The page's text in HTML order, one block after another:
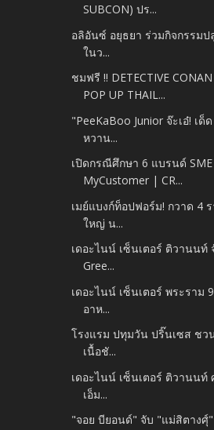
SUBCON) ปร...
อลิอันซ์ อยุธยา ร่วมกิจกรรมป
ในว...
ชมฟรี !! DETECTIVE
POP UP THAIL...
"PeeKaBoo Junior จ๊ะเอ๋! เ
หวาน...
เปิดกรณีศึกษา 6 แบรนด์
MyCustomer | CR...
เมย์แบงก์ท็อปฟอร์ม! กวาด 4
ใหญ่ น...
เดอะไนน์ เซ็นเตอร์ ติวานน
Gree...
เดอะไนน์ เซ็นเตอร์ พระราม
อาห...
โรงแรม ปทุมวัน ปริ๊นเซส ช
เนื้อชั...
เดอะไนน์ เซ็นเตอร์ ติวานนท์
เอ็ม...
"จอย​ บียอนด์" จับ​ "แม่สิตางศุ์"